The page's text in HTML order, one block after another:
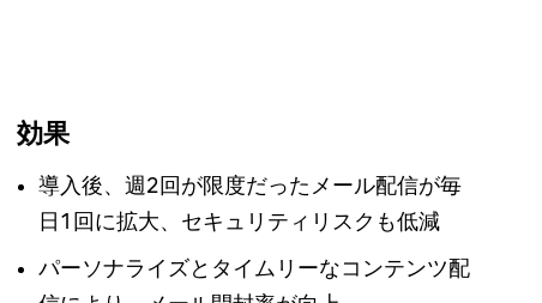
効果
導入後、週2回が限度だったメール配信が毎
日1回に拡大、セキュリティリスクも低減
パーソナライズとタイムリーなコンテンツ配